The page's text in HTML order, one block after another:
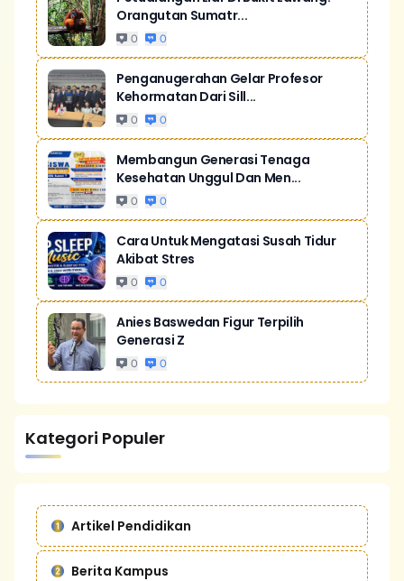
Orangutan Sumatr...
0 0
Penganugerahan Gelar Profesor
Kehormatan Dari Sill...
0 0
Membangun Generasi Tenaga
Kesehatan Unggul Dan Men...
0 0
Cara Untuk Mengatasi Susah Tidur
Akibat Stres
0 0
Anies Baswedan Figur Terpilih
Generasi Z
0 0
Kategori Populer
Artikel Pendidikan
Berita Kampus